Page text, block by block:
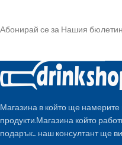
Абонирай се за Нашия
Магазина в който ще
продукти.Магазина който
подарък... наш консултант ще